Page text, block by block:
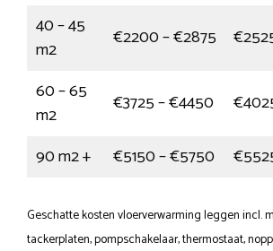
40 – 45
m2
€2200 – €2875
60 – 65
m2
€3725 – €4450
90 m2 +
€5150 – €5750
Geschatte kosten vloerverwarming leggen incl.
tackerplaten, pompschakelaar, thermostaat,